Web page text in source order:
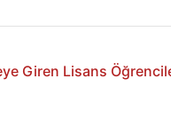
Giren Lisans